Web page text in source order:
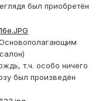
был приобретён
т.ч. особо ничего
был произведён